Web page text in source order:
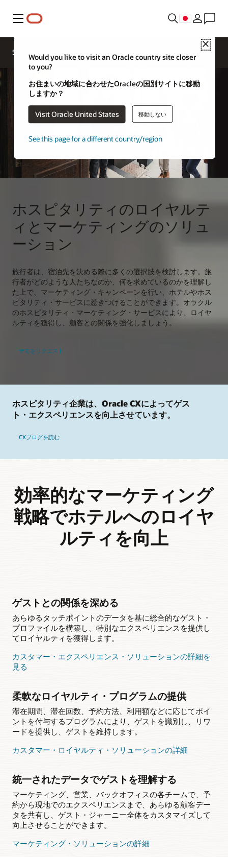
メニュー
Close
Would you like to visit an Oracle country site closer
to you?
お住まいの地域に合わせたOracleの国別サイトに移動
しますか？
Visit Oracle United States 移動しない
See this page for a different country/region
Solutions
ホスピタ
リティ業
界の専門
家に問い
ホスピタリティのロイヤルテ
ィとマーケティングのソリュ
ーション
旅行者は、宿泊先を決める際に多くの選択肢を検討します。旅
行者がどのような人たちなのか、何を求めているのかを理解し
た上で、マーケティング・キャンペーンを行い、ホテルやホス
ピタリティ・サービスに惹きつけることができます。オラクル
のホスピタリティ・マーケティング・サービスにより、ロイヤ
ルティを獲得し、顧客との関係を強化しましょう。
デモをリクエスト
ホスピタリティ企業は、Oracle CXによってゲス
ト・エクスペリエンスを向上させています。
CXブログを読む
効率的なマーケティング
戦略でホテルへのロイヤ
ルティを向上
ゲストとの関係を深める
あらゆるタッチポイントのデータを基に総合的なゲスト・
プロファイルを構築し、特別なエクスペリエンスを提供し
てロイヤルティを獲得します。
カスタマー・エクスペリエンス・ソリューションの詳細を
見る
柔軟なロイヤルティ・プログラムの提供
滞在期間、滞在回数、予約方法、利用額などに応じてポイ
ントを付与するプログラムにより、ゲストを識別し、リワ
ードを提供し、ゲストを維持します。
カスタマー・ロイヤルティ・ソリューションの詳細
統一されたデータでゲストを理解する
マーケティング、営業、バックオフィスの各チームで、予
約から現地でのエクスペリエンスまで、あらゆる顧客デー
タを共有し、ゲスト・ジャーニー全体をカスタマイズして
向上させることができます。
マーケティング・ソリューションの詳細